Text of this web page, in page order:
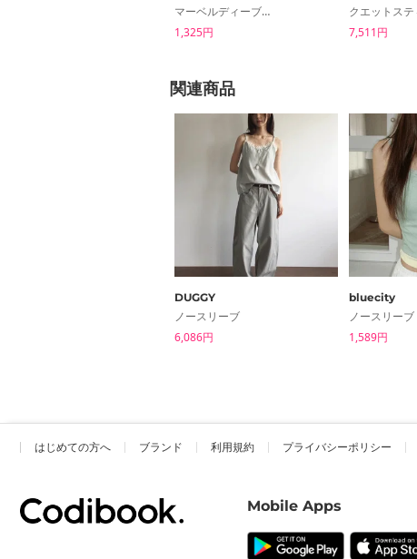
マーベルディーブネックレス
1,325円
7,511円
関連商品
DUGGY
ノースリーブ
6,086円
bluecity
ノースリーブ
1,589円
はじめての方へ ブランド 利用規約 プライバシーポリシー
Mobile Apps